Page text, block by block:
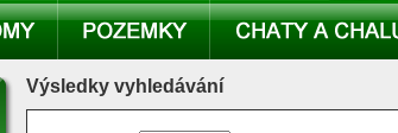
Výsledky vyhledávání